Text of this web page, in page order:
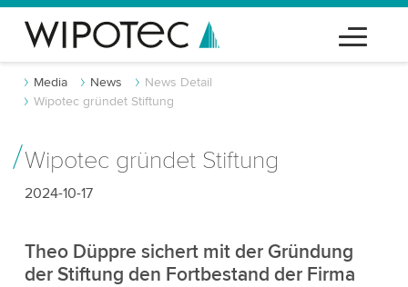
Media News
News Detail
Wipotec gründet Stiftung
Wipotec gründet Stiftung
2024-10-17
Theo Düppre sichert mit der Gründung
der Stiftung den Fortbestand der Firma